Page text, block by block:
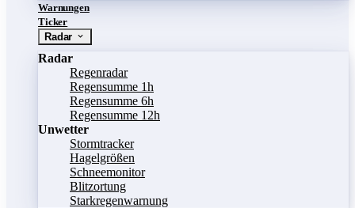
Warnungen
Ticker
Radar
Radar
Regenradar
Regensumme 1h
Regensumme 6h
Regensumme 12h
Unwetter
Stormtracker
Hagelgrößen
Schneemonitor
Blitzortung
Starkregenwarnung